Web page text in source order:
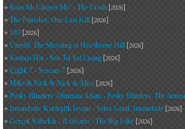
» Kaza Mı Cinayet Mi? - The Crash [2026]
» The Punisher: One Last Kill [2026]
» 180 [2026]
» Untold: The Shooting at Hawthorne Hill [2026]
» Kırmızı Hat - Sen Tai Sai Luang [2026]
» Çığlık 7 - Scream 7 [2026]
» Mike & Nick & Nick & Alice [2026]
» Peaky Blinders: Ölümsüz Adam - Peaky Blinders: The
» Irmandade: Kardeşlik İsyanı - Salve Geral: Irmandade [2026]
» Gerçek Sahtekâr - Il falsario / The Big Fake [2026]